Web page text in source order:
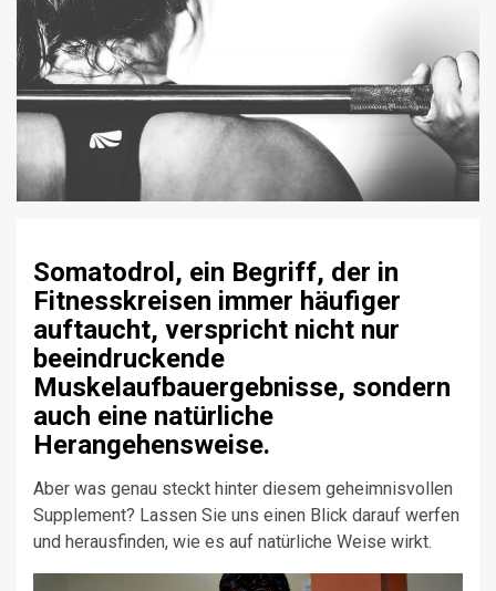
Somatodrol, ein Begriff, der in
Fitnesskreisen immer häufiger
auftaucht, verspricht nicht nur
beeindruckende
Muskelaufbauergebnisse, sondern
auch eine natürliche
Herangehensweise.
Aber was genau steckt hinter diesem geheimnisvollen
Supplement? Lassen Sie uns einen Blick darauf werfen
und herausfinden, wie es auf natürliche Weise wirkt.